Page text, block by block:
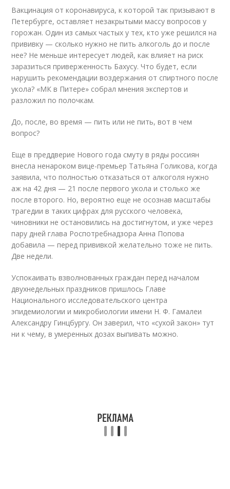
Вакцинация от коронавируса, к которой так призывают в
Петербурге, оставляет незакрытыми массу вопросов у
горожан. Один из самых частых у тех, кто уже решился на
прививку — сколько нужно не пить алкоголь до и после
нее? Не меньше интересует людей, как влияет на риск
заразиться приверженность Бахусу. Что будет, если
нарушить рекомендации воздержания от спиртного после
укола? «МК в Питере» собрал мнения экспертов и
разложил по полочкам.
До, после, во время — пить или не пить, вот в чем
вопрос?
Еще в преддверие Нового года смуту в ряды россиян
внесла ненароком вице-премьер Татьяна Голикова, когда
заявила, что полностью отказаться от алкоголя нужно
аж на 42 дня — 21 после первого укола и столько же
после второго. Но, вероятно еще не осознав масштабы
трагедии в таких цифрах для русского человека,
чиновники не остановились на достигнутом, и уже через
пару дней глава Роспотребнадзора Анна Попова
добавила — перед прививкой желательно тоже не пить.
Две недели.
Успокаивать взволнованных граждан перед началом
двухнедельных праздников пришлось Главе
Национального исследовательского центра
эпидемиологии и микробиологии имени Н. Ф. Гамалеи
Александру Гинцбургу. Он заверил, что «сухой закон» тут
ни к чему, в умеренных дозах выпивать можно.